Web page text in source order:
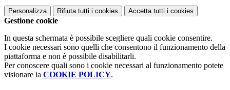
Personalizza Rifiuta tutti i cookies Accetta tutti i cookies
Gestione cookie
In questa schermata è possibile scegliere quali cookie consentire.
I cookie necessari sono quelli che consentono il funzionamento della
piattaforma e non è possibile disabilitarli.
Per conoscere quali sono i cookie necessari al funzionamento potete
visionare la COOKIE POLICY.